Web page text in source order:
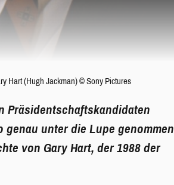
Hart (Hugh Jackman) © Sony Pictures
Präsidentschaftskandidaten
genau unter die Lupe genommen
von Gary Hart, der 1988 der